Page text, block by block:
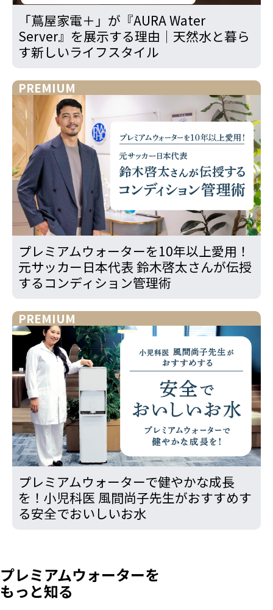
「蔦屋家電＋」が『AURA Water
Server』を展示する理由｜天然水と暮ら
す新しいライフスタイル
PREMIUM
プレミアムウォーターを10年以上愛用！
元サッカー日本代表 鈴木啓太さんが伝授
するコンディション管理術
PREMIUM
プレミアムウォーターで健やかな成長
を！小児科医 風間尚子先生がおすすめす
る安全でおいしいお水
プレミアムウォーターを
もっと知る